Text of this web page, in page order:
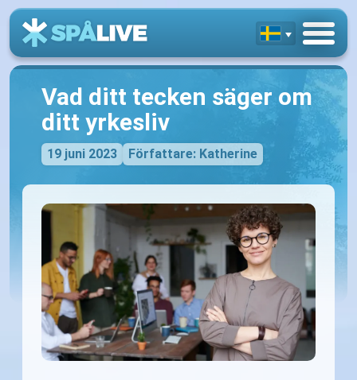
Vad ditt tecken säger om
ditt yrkesliv
19 juni 2023 Författare: Katherine